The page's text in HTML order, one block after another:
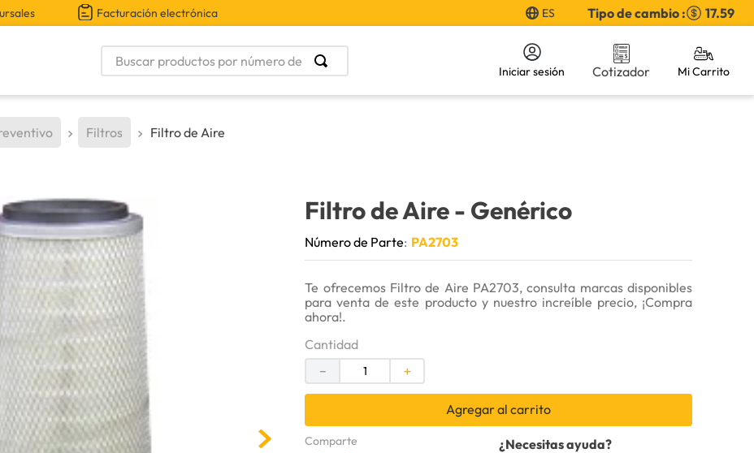
Facturación electrónica ES Tipo de cambio : 17.59
Buscar productos por número de parte
Iniciar sesión Cotizador
Filtros Filtro de Aire
Filtro de Aire- Genérico
Número de Parte: PA2703
Te ofrecemos Filtro de Aire PA2703, consulta marcas disponibles
para venta de este producto y nuestro increíble precio, ¡Compra
ahora!.
Cantidad
＋
－
Agregar al carrito
Comparte
¿Necesitas ayuda?